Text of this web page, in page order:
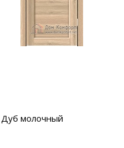
Дуб молочный